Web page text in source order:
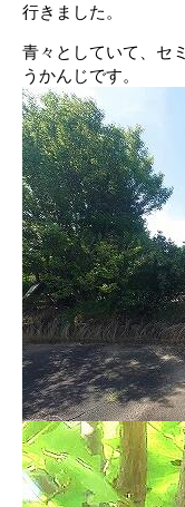
行きました。
青々としていて、セ
うかんじです。